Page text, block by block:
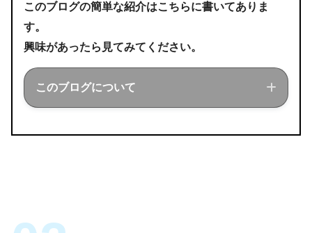
このブログの簡単な紹介はこちらに書いてありま
す。
興味があったら見てみてください。
このブログについて